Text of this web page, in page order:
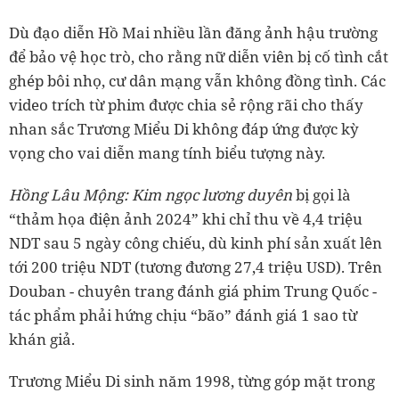
Dù đạo diễn Hồ Mai nhiều lần đăng ảnh hậu trường
để bảo vệ học trò, cho rằng nữ diễn viên bị cố tình cắt
ghép bôi nhọ, cư dân mạng vẫn không đồng tình. Các
video trích từ phim được chia sẻ rộng rãi cho thấy
nhan sắc Trương Miểu Di không đáp ứng được kỳ
vọng cho vai diễn mang tính biểu tượng này.
Hồng Lâu Mộng: Kim ngọc lương duyênbị gọi là
“thảm họa điện ảnh 2024” khi chỉ thu về 4,4 triệu
NDT sau 5 ngày công chiếu, dù kinh phí sản xuất lên
tới 200 triệu NDT (tương đương 27,4 triệu USD). Trên
Douban - chuyên trang đánh giá phim Trung Quốc -
tác phẩm phải hứng chịu “bão” đánh giá 1 sao từ
khán giả.
Trương Miểu Di sinh năm 1998, từng góp mặt trong